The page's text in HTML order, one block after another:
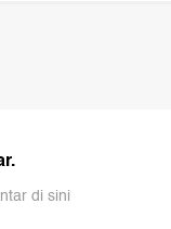
di sini